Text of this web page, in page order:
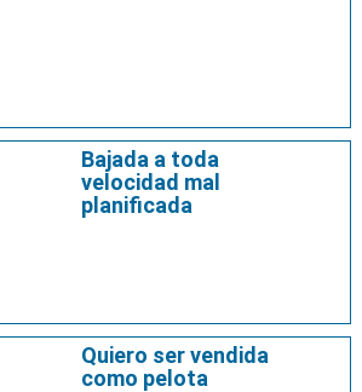
Bajada a toda
velocidad mal
planificada
Quiero ser vendida
como pelota